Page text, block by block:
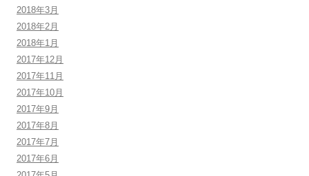
2018年3月
2018年2月
2018年1月
2017年12月
2017年11月
2017年10月
2017年9月
2017年8月
2017年7月
2017年6月